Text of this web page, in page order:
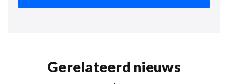
Gerelateerd nieuws